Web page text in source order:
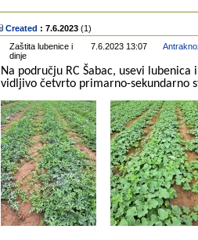
Created : 7.6.2023 ‎(1)
Zaštita lubenice i
dinje
7.6.2023 13:07
Na području RC Šabac, usevi
vidljivo četvrto primarno-sekundarno